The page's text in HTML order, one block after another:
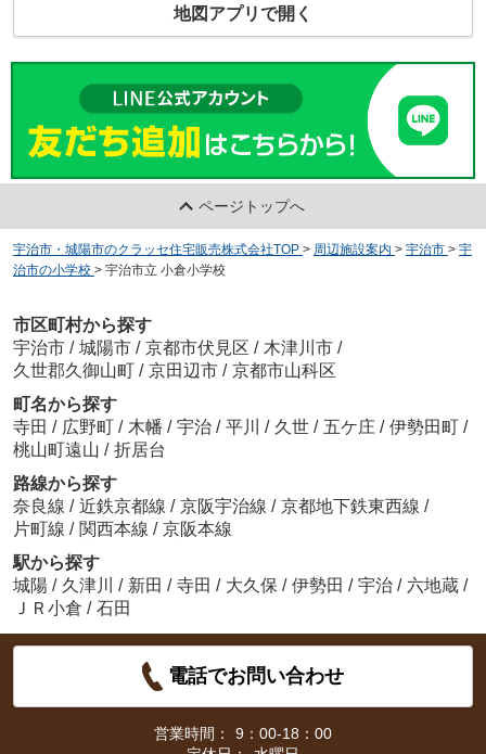
地図アプリで開く
ページトップへ
宇治市・城陽市のクラッセ住宅販売株式会社TOP > 周辺施設案内 > 宇治市 > 宇
治市の小学校 > 宇治市立 小倉小学校
市区町村から探す
宇治市 / 城陽市 / 京都市伏見区 / 木津川市 /
久世郡久御山町 / 京田辺市 / 京都市山科区
町名から探す
寺田 / 広野町 / 木幡 / 宇治 / 平川 / 久世 / 五ケ庄 / 伊勢田町 /
桃山町遠山 / 折居台
路線から探す
奈良線 / 近鉄京都線 / 京阪宇治線 / 京都地下鉄東西線 /
片町線 / 関西本線 / 京阪本線
駅から探す
城陽 / 久津川 / 新田 / 寺田 / 大久保 / 伊勢田 / 宇治 / 六地蔵 /
ＪＲ小倉 / 石田
電話でお問い合わせ
営業時間：
9：00-18：00